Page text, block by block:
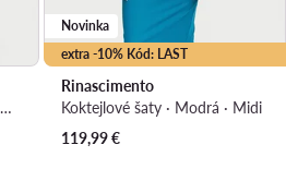
Každodenné šaty · Modrá · Midi
extra -10% Kód: LAST
Novinka
Rinascimento
Koktejlové šaty · Modrá · Midi
119,99€